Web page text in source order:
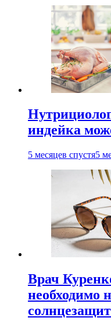
индейка
5 месяцев спустя5
Врач
необходимо